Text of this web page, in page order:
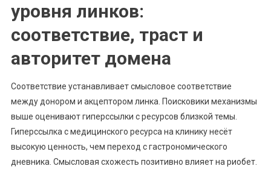
уровня линков:
соответствие, траст и
авторитет домена
Соответствие устанавливает смысловое соответствие
между донором и акцептором линка. Поисковики механизмы
выше оценивают гиперссылки с ресурсов близкой темы.
Гиперссылка с медицинского ресурса на клинику несёт
высокую ценность, чем переход с гастрономического
дневника. Смысловая схожесть позитивно влияет на риобет.